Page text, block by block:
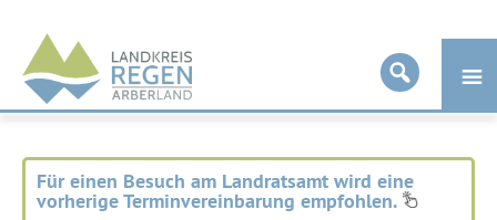
Landkreis
Regen
Für einen Besuch am Landratsamt wird eine
vorherige Terminvereinbarung empfohlen.